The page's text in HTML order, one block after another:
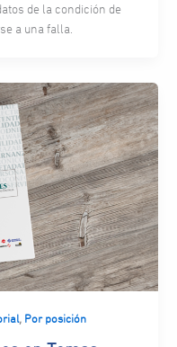
de la condición de
a una falla.
, Por posición